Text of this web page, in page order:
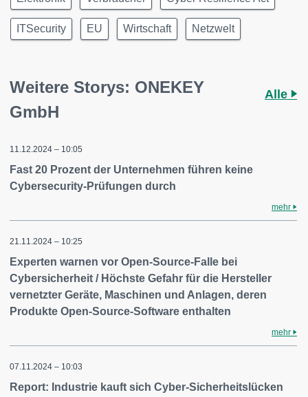
ITSecurity EU Wirtschaft Netzwelt
Weitere Storys: ONEKEY
GmbH
Alle
11.12.2024 – 10:05
Fast 20 Prozent der Unternehmen führen keine
Cybersecurity-Prüfungen durch
mehr
21.11.2024 – 10:25
Experten warnen vor Open-Source-Falle bei
Cybersicherheit / Höchste Gefahr für die Hersteller
vernetzter Geräte, Maschinen und Anlagen, deren
Produkte Open-Source-Software enthalten
mehr
07.11.2024 – 10:03
Report: Industrie kauft sich Cyber-Sicherheitslücken